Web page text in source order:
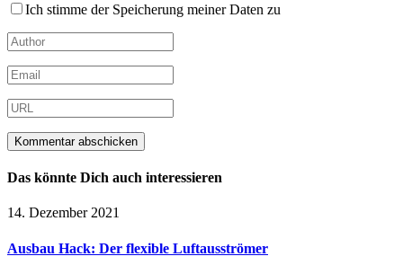
Ich stimme der Speicherung meiner Daten zu
Das könnte Dich auch interessieren
14. Dezember 2021
Ausbau Hack: Der flexible Luftausströmer